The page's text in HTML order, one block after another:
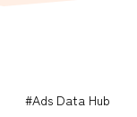
#Ads Data Hub